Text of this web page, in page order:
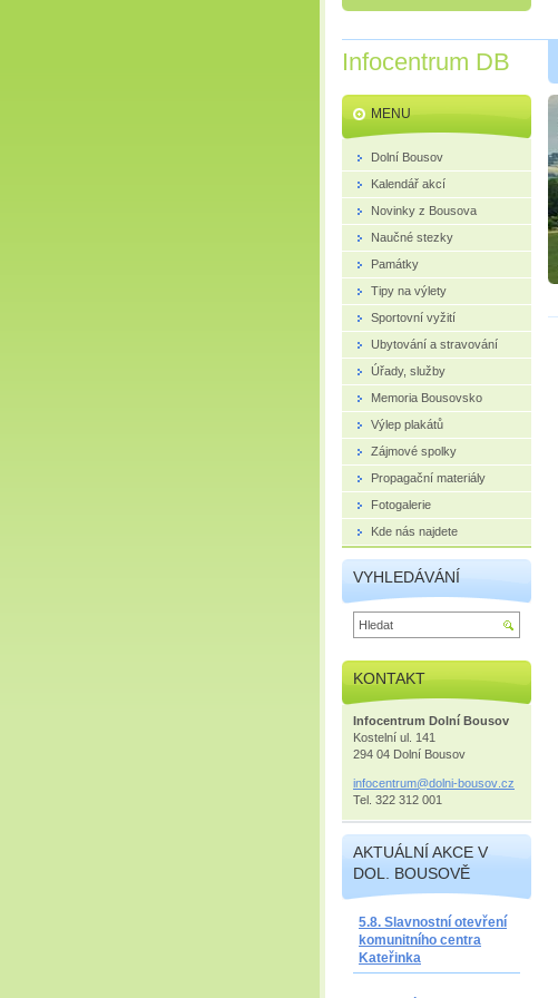
Infocentrum DB
MENU
Dolní Bousov
Kalendář akcí
Novinky z Bousova
Naučné stezky
Památky
Tipy na výlety
Sportovní vyžití
Ubytování a stravování
Úřady, služby
Memoria Bousovsko
Výlep plakátů
Zájmové spolky
Propagační materiály
Fotogalerie
Kde nás najdete
VYHLEDÁVÁNÍ
KONTAKT
Infocentrum Dolní Bousov
Kostelní ul. 141
294 04 Dolní Bousov
infocentrum@dolni-bousov .cz
Tel. 322 312 001
AKTUÁLNÍ AKCE V
DOL. BOUSOVĚ
5.8. Slavnostní otevření
komunitního centra
Kateřinka